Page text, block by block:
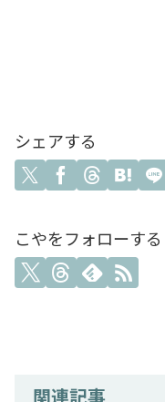
シェアする
こやをフォローする
関連記事